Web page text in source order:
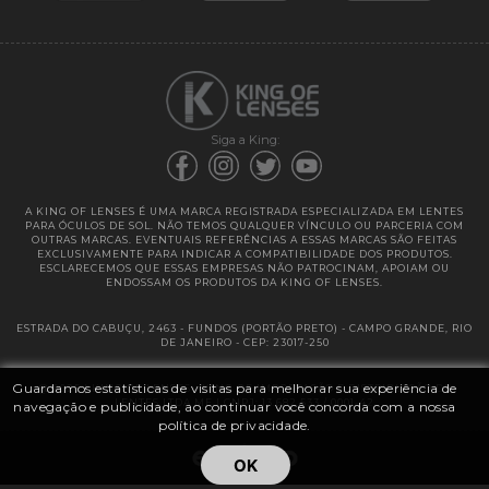
Guardamos estatísticas de visitas para melhorar sua experiência de
navegação e publicidade, ao continuar você concorda com a nossa
política de privacidade.
OK
Siga a King:
A KING OF LENSES É UMA MARCA REGISTRADA ESPECIALIZADA EM LENTES
PARA ÓCULOS DE SOL. NÃO TEMOS QUALQUER VÍNCULO OU PARCERIA COM
OUTRAS MARCAS. EVENTUAIS REFERÊNCIAS A ESSAS MARCAS SÃO FEITAS
EXCLUSIVAMENTE PARA INDICAR A COMPATIBILIDADE DOS PRODUTOS.
ESCLARECEMOS QUE ESSAS EMPRESAS NÃO PATROCINAM, APOIAM OU
ENDOSSAM OS PRODUTOS DA KING OF LENSES.
ESTRADA DO CABUÇU, 2463 - FUNDOS (PORTÃO PRETO) - CAMPO GRANDE, RIO
DE JANEIRO - CEP: 23017-250
@ 2025 | KING OF LENSES - KING OF IMPORTAÇÃO E DISTRIBUIÇÃO DE
LENTES LTDA ME | CNPJ: 13.682.533 / 0001-42